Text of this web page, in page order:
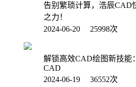
告别繁琐计算，浩辰CAD
之力！
2024-06-20 25998次
解锁高效CAD绘图新技能
CAD
2024-06-19 36552次